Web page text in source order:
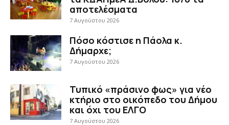
αποτελέσματα
7 Αυγούστου 2026
Πόσο κόστισε η Πάολα κ.
Δήμαρχε;
7 Αυγούστου 2026
Τυπικό «πράσινο φως» για νέο
κτήριο στο οικόπεδο του Δήμου
και όχι του ΕΛΓΟ
7 Αυγούστου 2026